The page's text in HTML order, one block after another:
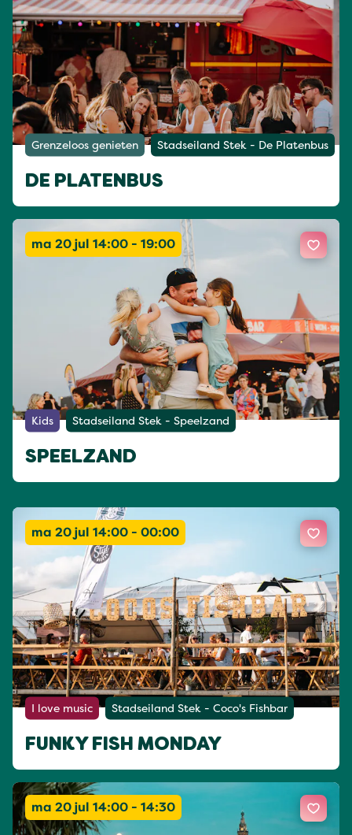
Grenzeloos genieten Stadseiland Stek - De Platenbus
DE PLATENBUS
ma 20 jul 14:00 - 19:00
Kids Stadseiland Stek - Speelzand
SPEELZAND
ma 20 jul 14:00 - 00:00
I love music Stadseiland Stek - Coco's Fishbar
FUNKY FISH MONDAY
ma 20 jul 14:00 - 14:30